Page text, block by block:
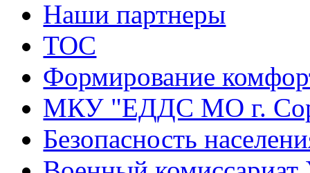
Наши партнеры
ТОС
Формирование
МКУ "ЕДДС МО г.
Безопасность